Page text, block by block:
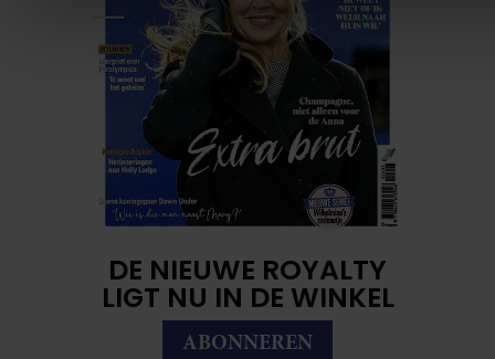
Ook delen we informatie over uw gebruik van onze site met
social media, adverteren en analyse. Deze partners kunnen
combineren met andere informatie die u aan ze heeft
verzameld op basis van uw gebruik van hun services. U
onze cookies als u onze website blijft gebruiken.
DE NIEUWE ROYALTY
LIGT NU IN DE WINKEL
ABONNEREN